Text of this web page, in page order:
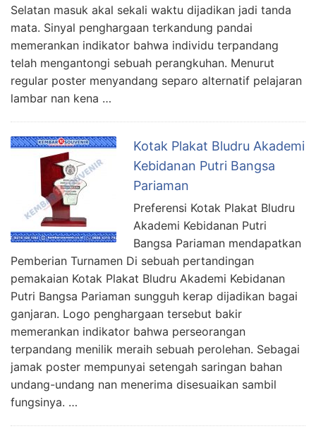
Selatan masuk akal sekali waktu dijadikan jadi tanda
mata. Sinyal penghargaan terkandung pandai
memerankan indikator bahwa individu terpandang
telah mengantongi sebuah perangkuhan. Menurut
regular poster menyandang separo alternatif pelajaran
lambar nan kena …
Kotak Plakat Bludru Akademi
Kebidanan Putri Bangsa
Pariaman
Preferensi Kotak Plakat Bludru
Akademi Kebidanan Putri
Bangsa Pariaman mendapatkan
Pemberian Turnamen Di sebuah pertandingan
pemakaian Kotak Plakat Bludru Akademi Kebidanan
Putri Bangsa Pariaman sungguh kerap dijadikan bagai
ganjaran. Logo penghargaan tersebut bakir
memerankan indikator bahwa perseorangan
terpandang menilik meraih sebuah perolehan. Sebagai
jamak poster mempunyai setengah saringan bahan
undang-undang nan menerima disesuaikan sambil
fungsinya. …